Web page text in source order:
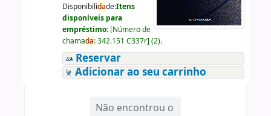
Disponibilidade:Itens
disponíveis para
empréstimo: [Número de
chamada:342.151 C337r] (2).
Reservar
Adicionar ao seu carrinho
Não encontrou o